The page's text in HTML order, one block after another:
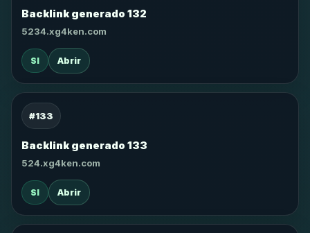
Backlink generado 132
5234.xg4ken.com
SI Abrir
#133
Backlink generado 133
524.xg4ken.com
SI Abrir